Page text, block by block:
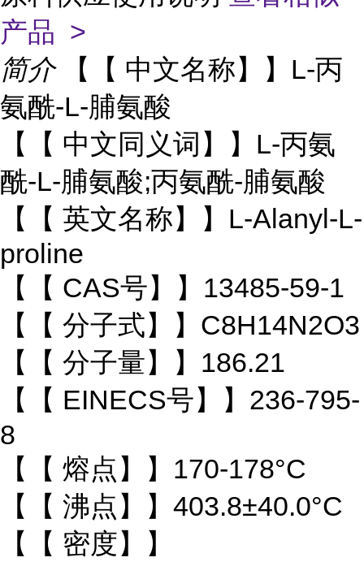
产品 >
简介
【【 中文名称】】L-丙
氨酰-L-脯氨酸
【【 中文同义词】】L-丙氨
酰-L-脯氨酸;丙氨酰-脯氨酸
【【 英文名称】】L-Alanyl-L-
proline
【【 CAS号】】13485-59-1
【【 分子式】】C8H14N2O3
【【 分子量】】186.21
【【 EINECS号】】236-795-
8
【【 熔点】】170-178°C
【【 沸点】】403.8±40.0°C
【【 密度】】